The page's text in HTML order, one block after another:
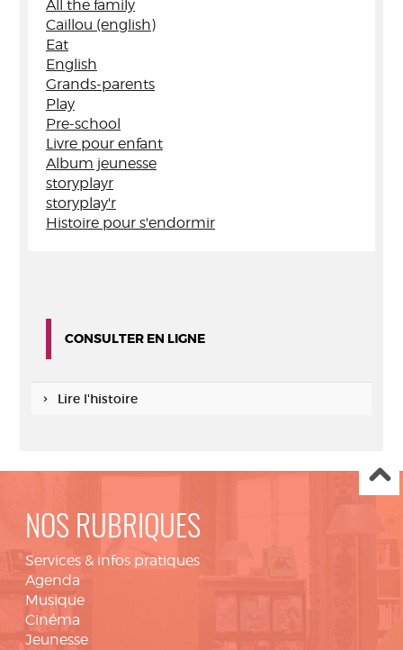
All the family
Caillou (english)
Eat
English
Grands-parents
Play
Pre-school
Livre pour enfant
Album jeunesse
storyplayr
storyplay'r
Histoire pour s'endormir
CONSULTER EN LIGNE
Lire l'histoire
NOS RUBRIQUES
Services & infos pratiques
Agenda
Musique
Cinéma
Jeunesse